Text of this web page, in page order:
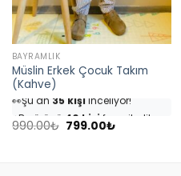
BAYRAMLIK
Müslin Erkek Çocuk Takım
(Kahve)
👀Şu an35 kişi
⭐️Bu ürünü 40 kişifavoriledi!
🛒18 kişisepetine ekledi!
990.00₺ Orijinal
799.00₺Şu